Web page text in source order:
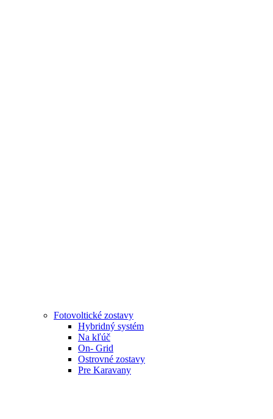
Fotovoltické zostavy
Hybridný systém
Na kľúč
On- Grid
Ostrovné zostavy
Pre Karavany